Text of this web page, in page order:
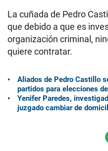
La cuñada de Pedro
que debido a que es
organización criminal,
quiere contratar.
Aliados de Pedro Castillo
partidos para elecciones
Yenifer Paredes,
juzgado cambiar de